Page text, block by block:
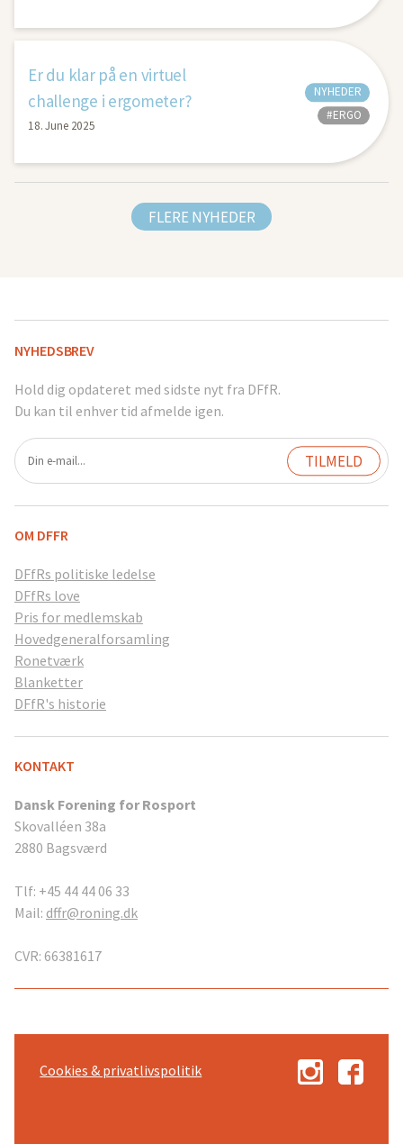
Er du klar på en virtuel
challenge i ergometer?
18. June 2025
NYHEDER
#ERGO
FLERE NYHEDER
NYHEDSBREV
Hold dig opdateret med sidste nyt fra DFfR.
Du kan til enhver tid afmelde igen.
OM DFFR
DFfRs politiske ledelse
DFfRs love
Pris for medlemskab
Hovedgeneralforsamling
Ronetværk
Blanketter
DFfR's historie
KONTAKT
Dansk Forening for Rosport
Skovalléen 38a
2880 Bagsværd
Tlf: +45 44 44 06 33
Mail: dffr@roning.dk
CVR: 66381617
Cookies & privatlivspolitik